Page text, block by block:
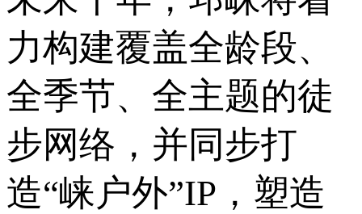
力构建覆盖全龄段、
全季节、全主题的徒
步网络，并同步打
造“崃户外”IP，塑造